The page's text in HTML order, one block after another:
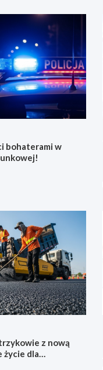
bohaterami w
z nową
życie dla